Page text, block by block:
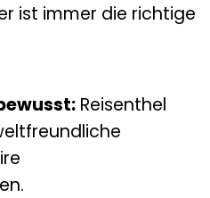
ist immer die richtige
Reisenthel